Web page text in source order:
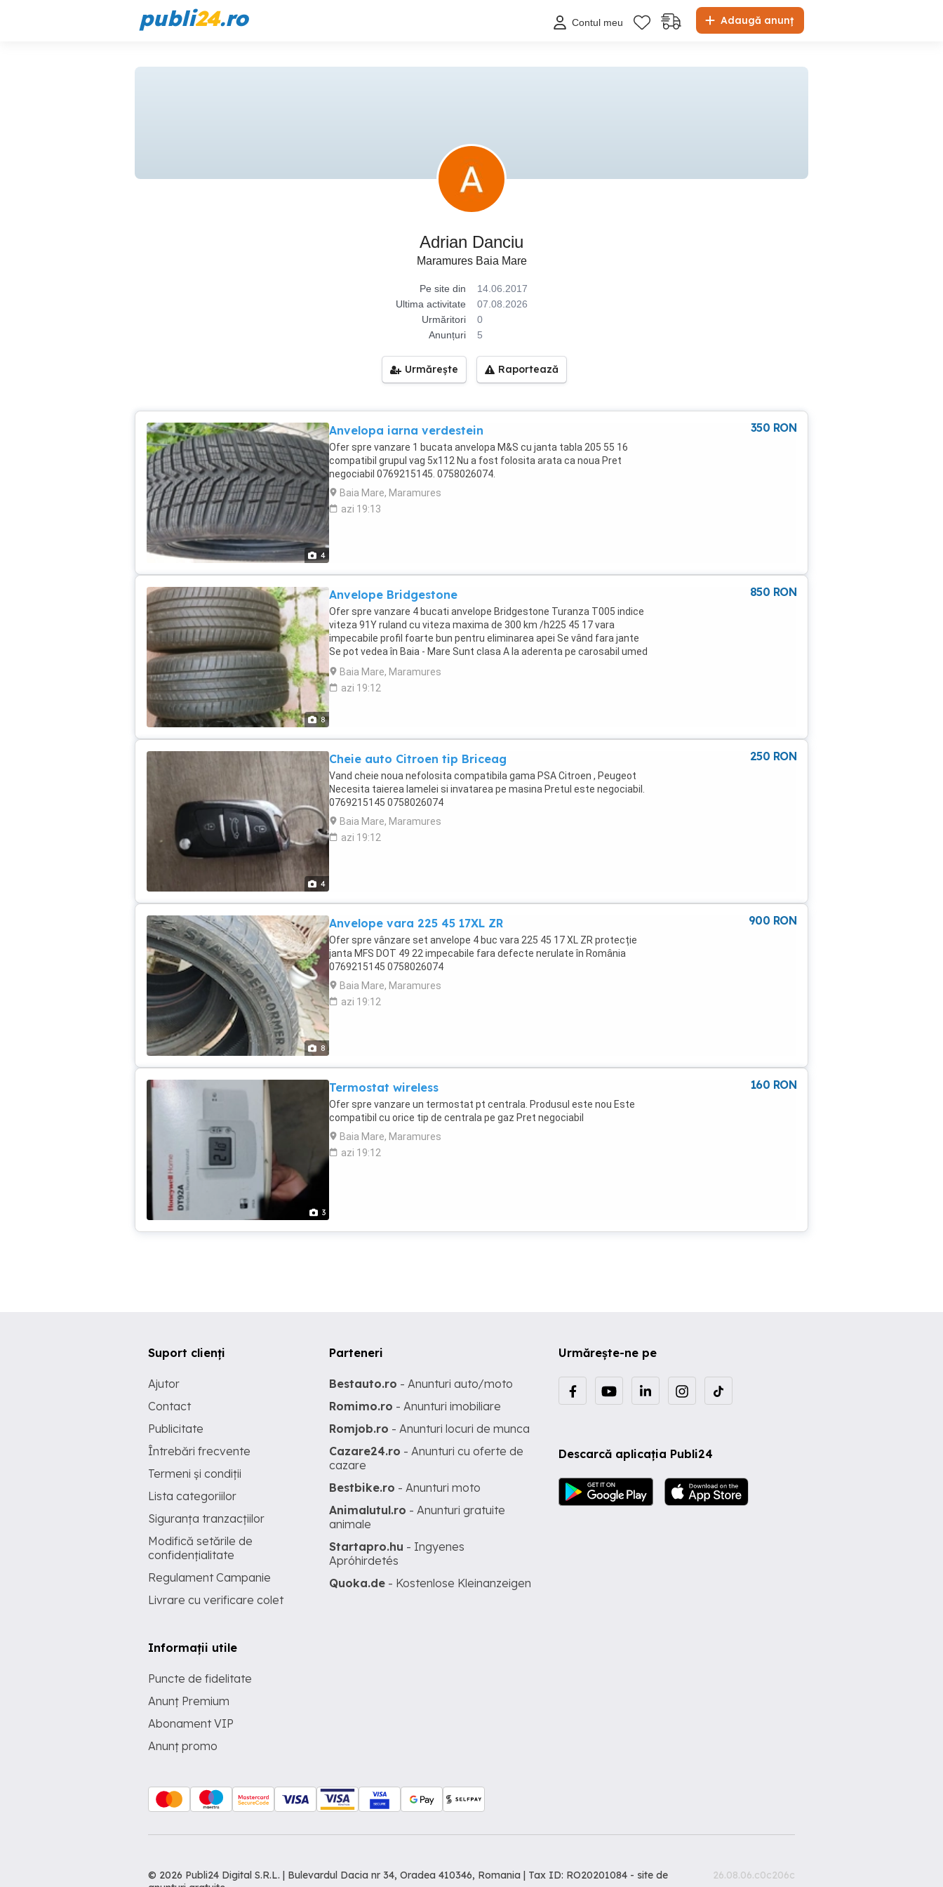
publi24.ro Adaugă anunț
Contul meu
Adrian Danciu
Maramures Baia Mare
Pe site din
14.06.2017
Ultima activitate
07.08.2026
Urmăritori
0
Anunțuri
5
Urmărește Raportează
4
Anvelopa iarna verdestein
Ofer spre vanzare 1 bucata anvelopa M&S cu janta tabla 205 55 16
compatibil grupul vag 5x112 Nu a fost folosita arata ca noua Pret
negociabil 0769215145. 0758026074.
Baia Mare, Maramures
azi 19:13
350 RON
8
Anvelope Bridgestone
Ofer spre vanzare 4 bucati anvelope Bridgestone Turanza T005 indice
viteza 91Y ruland cu viteza maxima de 300 km /h225 45 17 vara
impecabile profil foarte bun pentru eliminarea apei Se vând fara jante
Se pot vedea în Baia - Mare Sunt clasa A la aderenta pe carosabil umed
Și clasa B pe consum de combustibil Anvelope Premium 0769215145.
0758026074
Baia Mare, Maramures
azi 19:12
850 RON
4
Cheie auto Citroen tip Briceag
Vand cheie noua nefolosita compatibila gama PSA Citroen , Peugeot
Necesita taierea lamelei si invatarea pe masina Pretul este negociabil.
0769215145 0758026074
Baia Mare, Maramures
azi 19:12
250 RON
8
Anvelope vara 225 45 17XL ZR
Ofer spre vânzare set anvelope 4 buc vara 225 45 17 XL ZR protecție
janta MFS DOT 49 22 impecabile fara defecte nerulate în România
0769215145 0758026074
Baia Mare, Maramures
azi 19:12
900 RON
3
Termostat wireless
Ofer spre vanzare un termostat pt centrala. Produsul este nou Este
compatibil cu orice tip de centrala pe gaz Pret negociabil
Baia Mare, Maramures
azi 19:12
160 RON
Urmărește-ne pe
Descarcă aplicația Publi24
Suport clienți
Ajutor
Contact
Publicitate
Întrebări frecvente
Termeni și condiții
Lista categoriilor
Siguranța tranzacțiilor
Modifică setările de
confidențialitate
Regulament Campanie
Livrare cu verificare colet
Informații utile
Puncte de fidelitate
Anunț Premium
Abonament VIP
Anunț promo
Parteneri
Bestauto.ro - Anunturi auto/moto
Romimo.ro - Anunturi imobiliare
Romjob.ro - Anunturi locuri de munca
Cazare24.ro - Anunturi cu oferte de
cazare
Bestbike.ro - Anunturi moto
Animalutul.ro - Anunturi gratuite
animale
Startapro.hu - Ingyenes
Apróhirdetés
Quoka.de - Kostenlose Kleinanzeigen
© 2026 Publi24 Digital S.R.L. | Bulevardul Dacia nr 34, Oradea 410346, Romania | Tax ID: RO20201084 - site de
26.08.06.c0c206c